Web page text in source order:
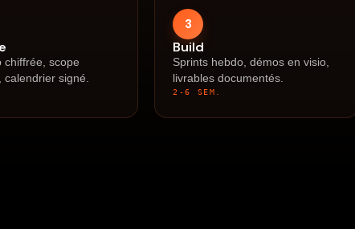
chiffrée, scope
calendrier signé.
3
Build
Sprints hebdo, démos en visio,
livrables documentés.
2-6 SEM.